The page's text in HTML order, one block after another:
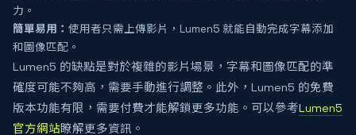
力。
簡單易用： 使用者只需上傳影片，Lumen5 就能自動完成字幕添加
和圖像匹配。
Lumen5 的缺點是對於複雜的影片場景，字幕和圖像匹配的準
確度可能不夠高，需要手動進行調整。此外，Lumen5 的免費
版本功能有限，需要付費才能解鎖更多功能。可以參考Lumen5
官方網站瞭解更多資訊。